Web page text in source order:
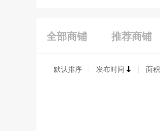
全部商铺 推荐商铺
默认排序 发布时间 面积